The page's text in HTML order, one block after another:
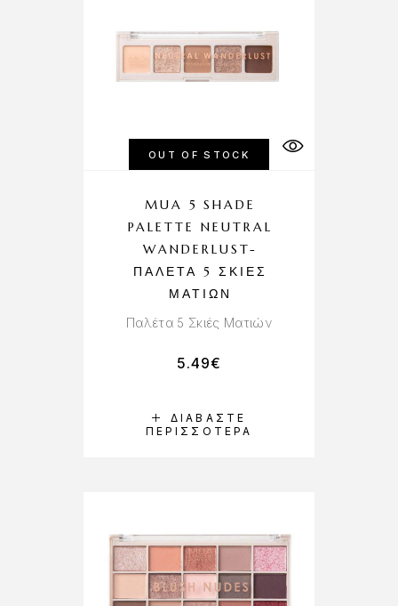
OUT OF STOCK
ΔΙΑΒΆΣΤΕ
ΠΕΡΙΣΣΌΤΕΡΑ
MUA 5 SHADE
PALETTE NEUTRAL
WANDERLUST-
ΠΑΛΈΤΑ 5 ΣΚΙΈΣ
ΜΑΤΙΏΝ
Παλέτα 5 Σκιές Ματιών
5.49€